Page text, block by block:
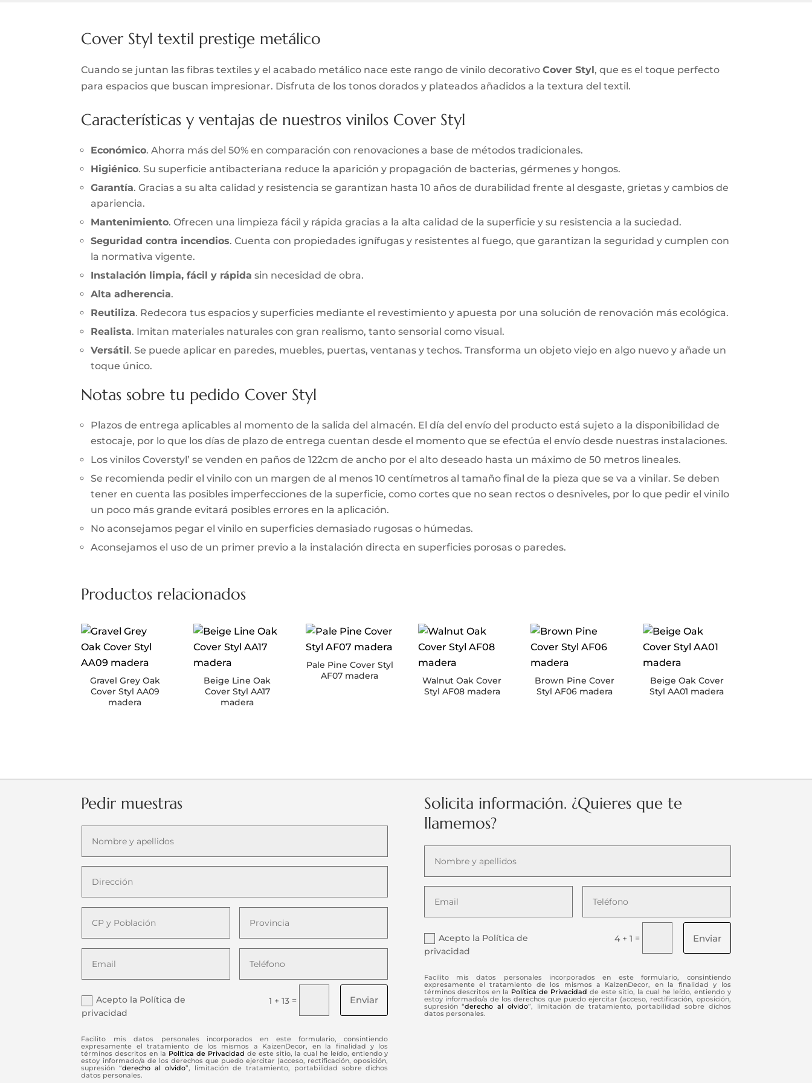
Cover Styl textil prestige metálico
Cuando se juntan las fibras textiles y el acabado metálico nace este rango de vinilo decorativoCover Styl, que es el toque perfecto
para espacios que buscan impresionar. Disfruta de los tonos dorados y plateados añadidos a la textura del textil.
Características y ventajas de nuestros vinilos Cover Styl
Económico. Ahorra más del 50% en comparación con renovaciones a base de métodos tradicionales.
Higiénico. Su superficie antibacteriana reduce la aparición y propagación de bacterias, gérmenes y hongos.
Garantía. Gracias a su alta calidad y resistencia se garantizan hasta 10 años de durabilidad frente al desgaste, grietas y cambios de
apariencia.
Mantenimiento. Ofrecen una limpieza fácil y rápida gracias a la alta calidad de la superficie y su resistencia a la suciedad.
Seguridad contra incendios. Cuenta con propiedades ignífugas y resistentes al fuego, que garantizan la seguridad y cumplen con
la normativa vigente.
Instalación limpia, fácil y rápida sin necesidad de obra.
Alta adherencia.
Reutiliza. Redecora tus espacios y superficies mediante el revestimiento y apuesta por una solución de renovación más ecológica.
Realista. Imitan materiales naturales con gran realismo, tanto sensorial como visual.
Versátil . Se puede aplicar en paredes, muebles, puertas, ventanas y techos. Transforma un objeto viejo en algo nuevo y añade un
toque único.
Notas sobre tu pedido Cover Styl
Plazos de entrega aplicables al momento de la salida del almacén. El día del envío del producto está sujeto a la disponibilidad de
estocaje, por lo que los días de plazo de entrega cuentan desde el momento que se efectúa el envío desde nuestras instalaciones.
Los vinilos Coverstyl’ se venden en paños de 122cm de ancho por el alto deseado hasta un máximo de 50 metros lineales.
Se recomienda pedir el vinilo con un margen de al menos 10 centímetros al tamaño final de la pieza que se va a vinilar. Se deben
tener en cuenta las posibles imperfecciones de la superficie, como cortes que no sean rectos o desniveles, por lo que pedir el vinilo
un poco más grande evitará posibles errores en la aplicación.
No aconsejamos pegar el vinilo en superficies demasiado rugosas o húmedas.
Aconsejamos el uso de un primer previo a la instalación directa en superficies porosas o paredes.
Productos relacionados
Gravel Grey Oak
Cover Styl AA09
madera
Beige Line Oak
Cover Styl AA17
madera
Pale Pine Cover Styl
AF07 madera
Walnut Oak Cover
Styl AF08 madera
Brown Pine Cover
Styl AF06 madera
Beige Oak Cover
Styl AA01 madera
Pedir muestras
Acepto la Política de
privacidad
1 + 13 = Enviar
Facilito mis datos personales incorporados en este formulario, consintiendo
expresamente el tratamiento de los mismos a KaizenDecor, en la finalidad y los
términos descritos en la Política de Privacidad de este sitio, la cual he leído, entiendo y
estoy informado/a de los derechos que puedo ejercitar (acceso, rectificación, oposición,
supresión “derecho al olvido”, limitación de tratamiento, portabilidad sobre dichos
datos personales.
Solicita información. ¿Quieres que te
llamemos?
Acepto la Política de
privacidad
4 + 1 = Enviar
Facilito mis datos personales incorporados en este formulario, consintiendo
expresamente el tratamiento de los mismos a KaizenDecor, en la finalidad y los
términos descritos en la Política de Privacidad de este sitio, la cual he leído, entiendo y
estoy informado/a de los derechos que puedo ejercitar (acceso, rectificación, oposición,
supresión “derecho al olvido”, limitación de tratamiento, portabilidad sobre dichos
datos personales.